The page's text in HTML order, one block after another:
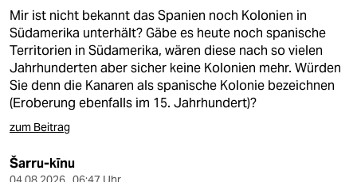
berlin
nord
wahrheit
verlag
verlag
Mir ist nicht bekannt das Spanien noch Kolonien in
Südamerika unterhält? Gäbe es heute noch spanische
Territorien in Südamerika, wären diese nach so vielen
Jahrhunderten aber sicher keine Kolonien mehr. Würden
Sie denn die Kanaren als spanische Kolonie bezeichnen
(Eroberung ebenfalls im 15. Jahrhundert)?
zum Beitrag
Šarru-kīnu